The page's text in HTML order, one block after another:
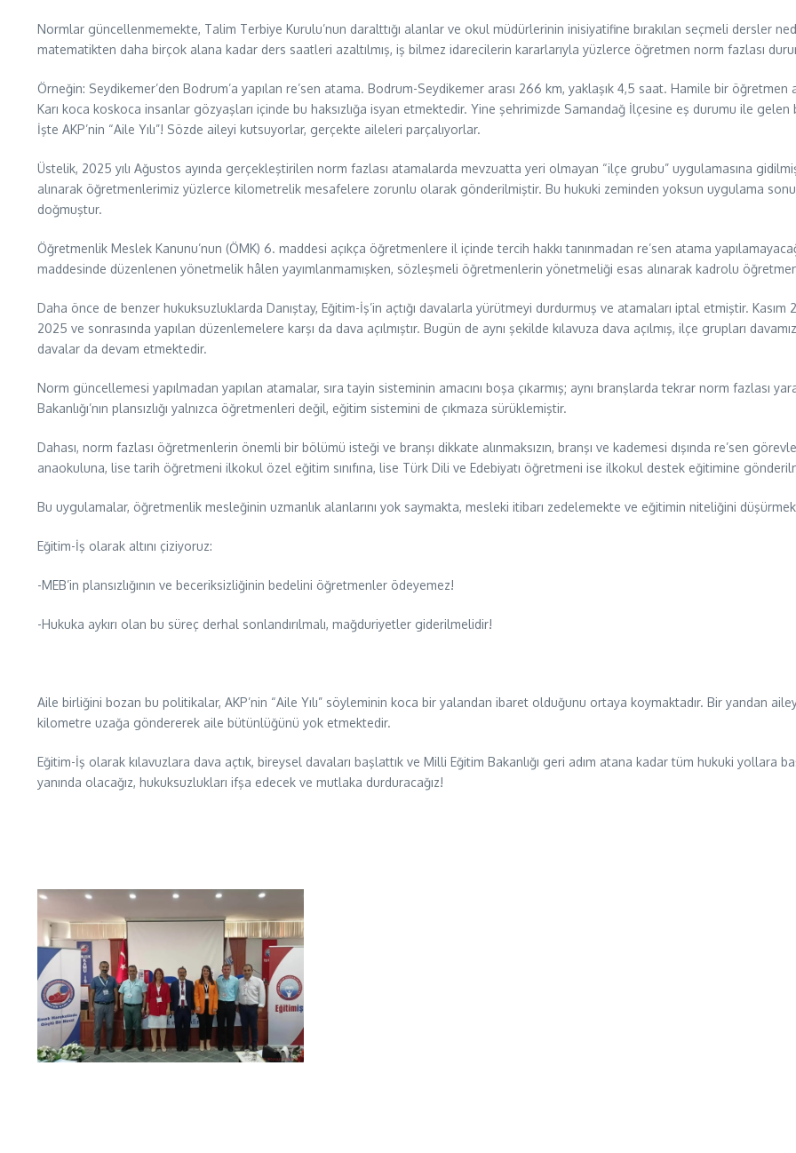
Normlar güncellenmemekte, Talim Terbiye Kurulu’nun daralttığı alanlar ve okul müdürlerinin inisiyatifine bırakılan seçmeli dersler
matematikten daha birçok alana kadar ders saatleri azaltılmış, iş bilmez idarecilerin kararlarıyla yüzlerce öğretmen norm fazlası
Örneğin: Seydikemer’den Bodrum’a yapılan re’sen atama. Bodrum-Seydikemer arası 266 km, yaklaşık 4,5 saat. Hamile bir
Karı koca koskoca insanlar gözyaşları içinde bu haksızlığa isyan etmektedir. Yine şehrimizde Samandağ İlçesine eş durumu ile gelen
İşte AKP’nin “Aile Yılı”! Sözde aileyi kutsuyorlar, gerçekte aileleri parçalıyorlar.
Üstelik, 2025 yılı Ağustos ayında gerçekleştirilen norm fazlası atamalarda mevzuatta yeri olmayan “ilçe grubu” uygulamasına
alınarak öğretmenlerimiz yüzlerce kilometrelik mesafelere zorunlu olarak gönderilmiştir. Bu hukuki zeminden yoksun uygulama
doğmuştur.
Öğretmenlik Meslek Kanunu’nun (ÖMK) 6. maddesi açıkça öğretmenlere il içinde tercih hakkı tanınmadan re’sen atama
maddesinde düzenlenen yönetmelik hâlen yayımlanmamışken, sözleşmeli öğretmenlerin yönetmeliği esas alınarak kadrolu
Daha önce de benzer hukuksuzluklarda Danıştay, Eğitim-İş’in açtığı davalarla yürütmeyi durdurmuş ve atamaları iptal etmiştir.
2025 ve sonrasında yapılan düzenlemelere karşı da dava açılmıştır. Bugün de aynı şekilde kılavuza dava açılmış, ilçe grupları
davalar da devam etmektedir.
Norm güncellemesi yapılmadan yapılan atamalar, sıra tayin sisteminin amacını boşa çıkarmış; aynı branşlarda tekrar norm fazlası
Bakanlığı’nın plansızlığı yalnızca öğretmenleri değil, eğitim sistemini de çıkmaza sürüklemiştir.
Dahası, norm fazlası öğretmenlerin önemli bir bölümü isteği ve branşı dikkate alınmaksızın, branşı ve kademesi dışında re’sen
anaokuluna, lise tarih öğretmeni ilkokul özel eğitim sınıfına, lise Türk Dili ve Edebiyatı öğretmeni ise ilkokul destek eğitimine
Bu uygulamalar, öğretmenlik mesleğinin uzmanlık alanlarını yok saymakta, mesleki itibarı zedelemekte ve eğitimin niteliğini
Eğitim-İş olarak altını çiziyoruz:
-MEB’in plansızlığının ve beceriksizliğinin bedelini öğretmenler ödeyemez!
-Hukuka aykırı olan bu süreç derhal sonlandırılmalı, mağduriyetler giderilmelidir!
Aile birliğini bozan bu politikalar, AKP’nin “Aile Yılı” söyleminin koca bir yalandan ibaret olduğunu ortaya koymaktadır. Bir yandan
kilometre uzağa göndererek aile bütünlüğünü yok etmektedir.
Eğitim-İş olarak kılavuzlara dava açtık, bireysel davaları başlattık ve Milli Eğitim Bakanlığı geri adım atana kadar tüm hukuki yollara
yanında olacağız, hukuksuzlukları ifşa edecek ve mutlaka durduracağız!